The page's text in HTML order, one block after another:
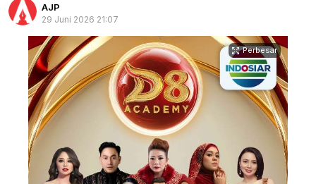
AJP
29 Juni 2026 21:07
Perbesar